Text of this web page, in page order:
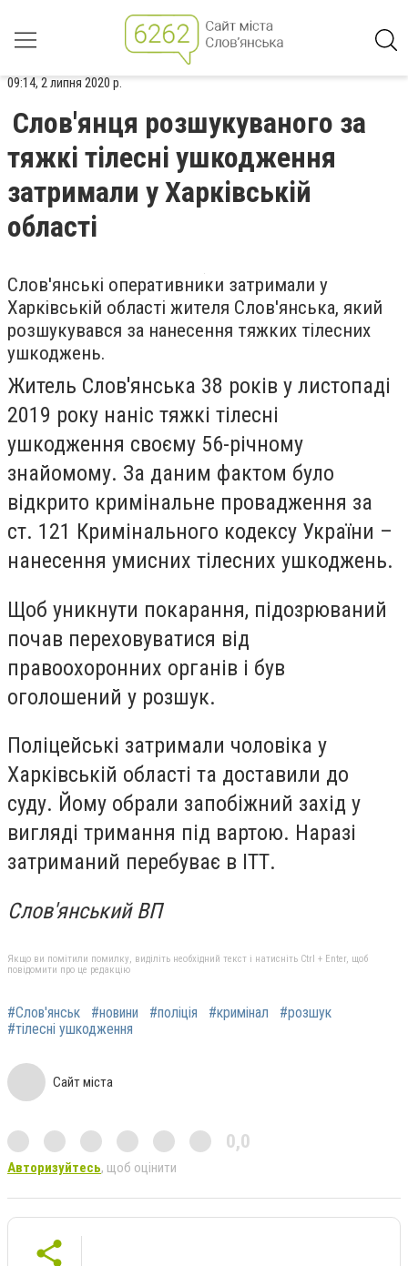
09:14, 2 липня 2020 р.
Слов'янця розшукуваного за
тяжкі тілесні ушкодження
затримали у Харківській
області
Слов'янські оперативники затримали у
Харківській області жителя Слов'янська, який
розшукувався за нанесення тяжких тілесних
ушкоджень.
Житель Слов'янська 38 років у листопаді
2019 року наніс тяжкі тілесні
ушкодження своєму 56-річному
знайомому. За даним фактом було
відкрито кримінальне провадження за
ст. 121 Кримінального кодексу України –
нанесення умисних тілесних ушкоджень.
Щоб уникнути покарання, підозрюваний
почав переховуватися від
правоохоронних органів і був
оголошений у розшук.
Поліцейські затримали чоловіка у
Харківській області та доставили до
суду. Йому обрали запобіжний захід у
вигляді тримання під вартою. Наразі
затриманий перебуває в ІТТ.
Слов'янський ВП
Якщо ви помітили помилку, виділіть необхідний текст і натисніть Ctrl + Enter, щоб
повідомити про це редакцію
#Слов'янськ #новини #поліція #кримінал
#розшук
#тілесні ушкодження
Сайт міста
0,0
Авторизуйтесь, щоб оцінити